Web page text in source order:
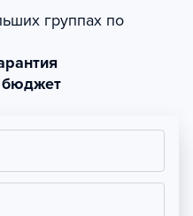
группах по
бюджет